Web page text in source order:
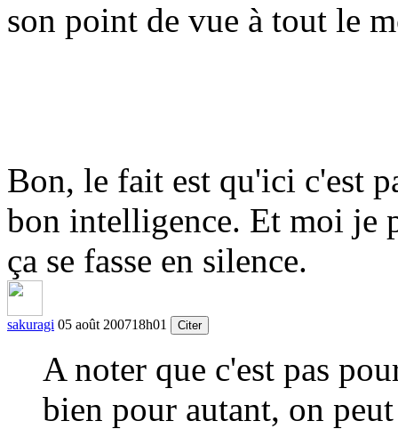
son point de vue à tout le
Bon, le fait est qu'ici c'est
bon intelligence. Et moi je
ça se fasse en silence.
sakuragi 05 août 200718h01 Citer
A noter que c'est pas
bien pour autant, on